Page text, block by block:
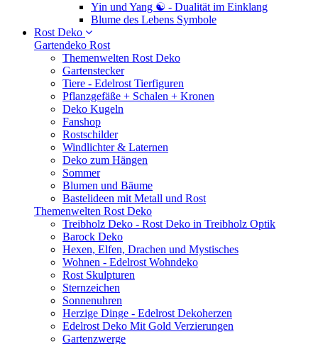
Yin und Yang ☯ - Dualität im Einklang
Blume des Lebens Symbole
Rost Deko
Gartendeko Rost
Themenwelten Rost Deko
Gartenstecker
Tiere - Edelrost Tierfiguren
Pflanzgefäße + Schalen + Kronen
Deko Kugeln
Fanshop
Rostschilder
Windlichter & Laternen
Deko zum Hängen
Sommer
Blumen und Bäume
Bastelideen mit Metall und Rost
Themenwelten Rost Deko
Treibholz Deko - Rost Deko in Treibholz Optik
Barock Deko
Hexen, Elfen, Drachen und Mystisches
Wohnen - Edelrost Wohndeko
Rost Skulpturen
Sternzeichen
Sonnenuhren
Herzige Dinge - Edelrost Dekoherzen
Edelrost Deko Mit Gold Verzierungen
Gartenzwerge